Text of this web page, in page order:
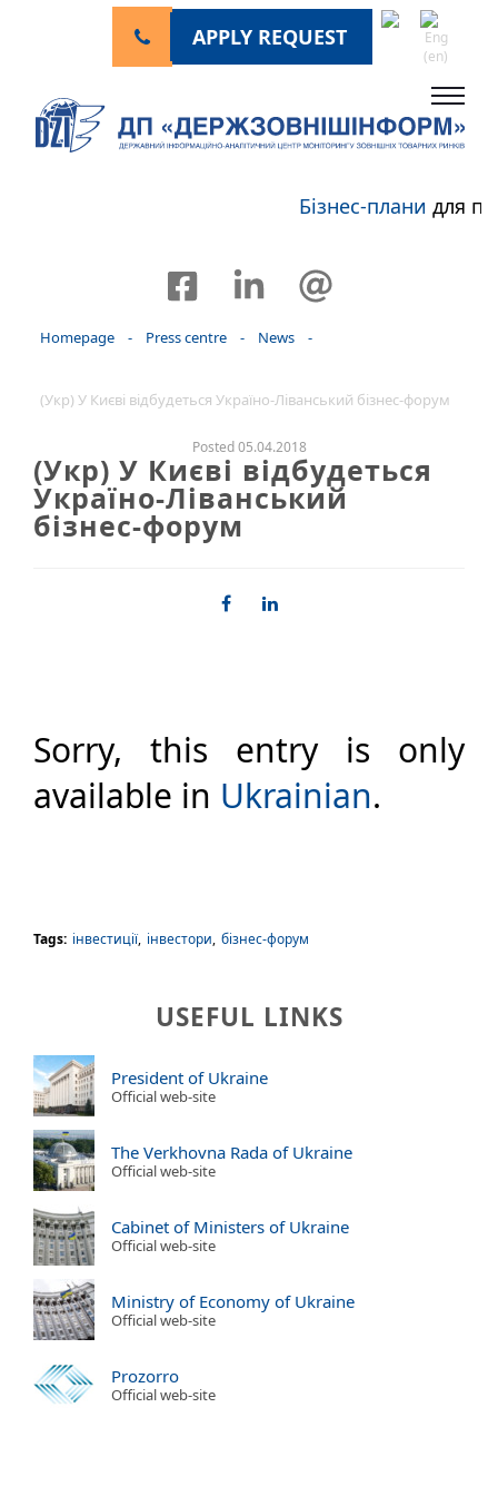
APPLY REQUEST
Бізнес-планидля
Homepage - Press centre - News -
(Укр) У Києві відбудеться Україно-Ліванський бізнес-форум
Posted 05.04.2018
(Укр) У Києві відбудеться
Україно-Ліванський
бізнес-форум
Sorry, this entry is only
available in Ukrainian.
Tags: інвестиції, інвестори, бізнес-форум
USEFUL LINKS
President of Ukraine
Official web-site
The Verkhovna Rada of Ukraine
Official web-site
Cabinet of Ministers of Ukraine
Official web-site
Ministry of Economy of Ukraine
Official web-site
Prozorro
Official web-site